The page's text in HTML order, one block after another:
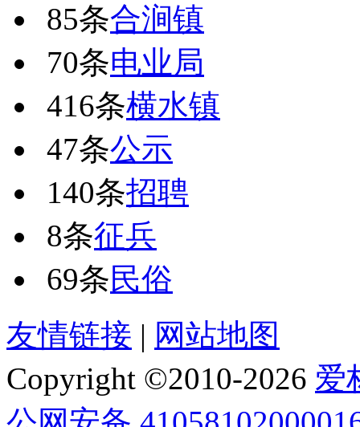
85条合涧镇
70条电业局
416条横水镇
47条公示
140条招聘
8条征兵
69条民俗
友情链接 | 网站地图
Copyright ©2010-2026 爱